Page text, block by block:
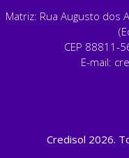
Matriz: Rua Augusto dos
CEP 88811-
E-mail:
Credisol 2026.